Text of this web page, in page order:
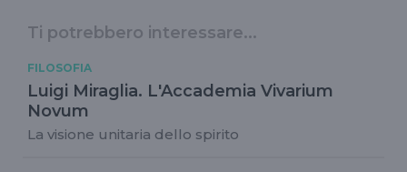
Ti potrebbero interessare...
FILOSOFIA
Luigi Miraglia. L'Accademia Vivarium
Novum
La visione unitaria dello spirito